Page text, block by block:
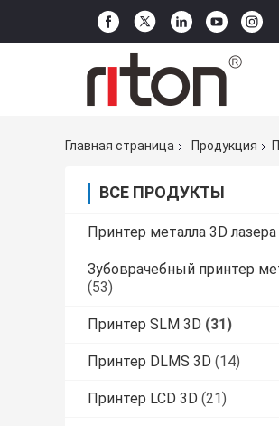
Главная страница
Продукция
ВСЕ ПРОДУКТЫ
Принтер металла 3D лазера
Зубоврачебный принтер
(53)
Принтер SLM 3D (31)
Принтер DLMS 3D (14)
Принтер LCD 3D (21)